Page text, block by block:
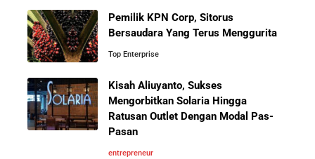
Perbandingan Gaji Tahunan:
Antara Indonesia, Singapura,
Jepang, Malaysia, dan Arab Saudi
10 Situs E-Commerce China
5 Pelajaran Hidup dari Pendiri Traveloka untuk Anak
Muda yang Ingin Sukses
Jangan Mau Selamanya Jadi Karyawan! Saatnya
Menjadi Pengusaha dan Mengubah Hidup Anda
Panduan Lengkap Membangun Pasar Ekspor: Cara
Pemilik KPN Corp, Sitorus
Bersaudara Yang Terus Menggurita
Top Enterprise
Kisah Aliuyanto, Sukses
Mengorbitkan Solaria Hingga
Ratusan Outlet Dengan Modal Pas-
Pasan
entrepreneur